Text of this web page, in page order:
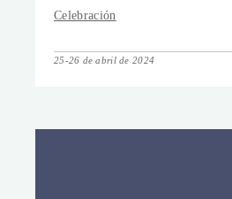
Celebración
25-26 de abril de 2024